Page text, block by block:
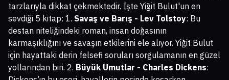
tarzlarıyla dikkat çekmektedir. İşte Yiğit Bulut'un en
sevdiği 5 kitap: 1. Savaş ve Barış - Lev Tolstoy: Bu
destan niteliğindeki roman, insan doğasının
karmaşıklığını ve savaşın etkilerini ele alıyor. Yiğit Bulut
için hayattaki derin felsefi soruları sorgulamanın en güzel
yollarından biri. 2. Büyük Umutlar - Charles Dickens: